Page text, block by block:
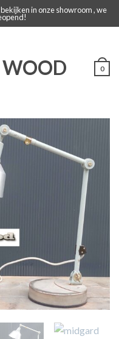
in onze showroom , we
0